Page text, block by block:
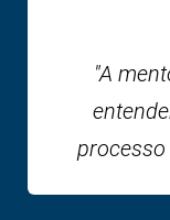
"A
processo